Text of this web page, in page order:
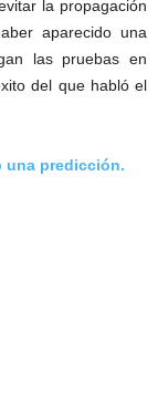
la propagación
aparecido una
las pruebas en
del que habló el
una predicción.